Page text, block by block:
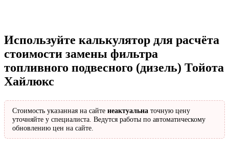
Используйте калькулятор для расчёта
стоимости замены фильтра
топливного подвесного (дизель) Тойота
Хайлюкс
Стоимость указанная на сайте неактуальна точную цену
уточняйте у специалиста. Ведутся работы по автоматическому
обновлению цен на сайте.